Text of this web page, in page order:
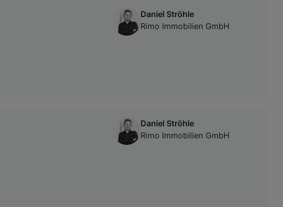
Daniel Ströhle
Rimo Immobilien GmbH
Daniel Ströhle
Rimo Immobilien GmbH